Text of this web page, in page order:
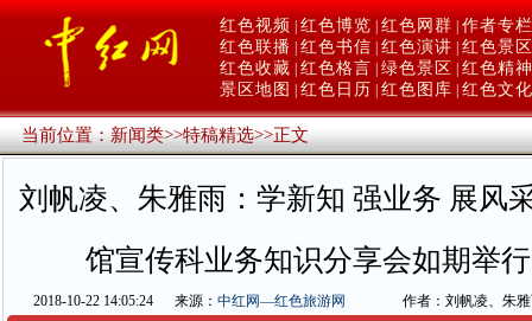
红色视频 红色博览 红色网群 作者专栏
红色联播 红色书信 红色演讲 红色景区
红色收藏 红色格言 绿色景区
红色精神
景区地图
红色日历 红色图库 红色文化
当前位置：新闻类>>特稿精选>>正文
刘帆凌、朱雅雨：学新知 强业务 展
馆宣传科业务知识分享会如期举
2018-10-22 14:05:24 来源： 中红网—红色旅游网
作者：刘帆凌、朱